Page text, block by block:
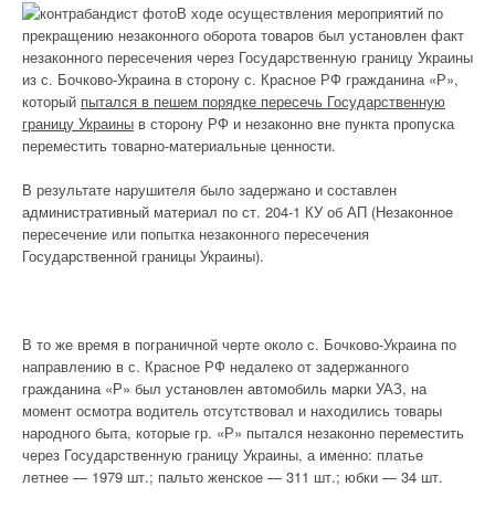
В ходе осуществления мероприятий по
прекращению незаконного оборота товаров был установлен факт
незаконного пересечения через Государственную границу Украины
из с. Бочково-Украина в сторону с. Красное РФ гражданина «Р»,
который пытался в пешем порядке пересечь Государственную
границу Украины в сторону РФ и незаконно вне пункта пропуска
переместить товарно-материальные ценности.
В результате нарушителя было задержано и составлен
административный материал по ст. 204-1 КУ об АП (Незаконное
пересечение или попытка незаконного пересечения
Государственной границы Украины).
В то же время в пограничной черте около с. Бочково-Украина по
направлению в с. Красное РФ недалеко от задержанного
гражданина «Р» был установлен автомобиль марки УАЗ, на
момент осмотра водитель отсутствовал и находились товары
народного быта, которые гр. «Р» пытался незаконно переместить
через Государственную границу Украины, а именно: платье
летнее — 1979 шт.; пальто женское — 311 шт.; юбки — 34 шт.